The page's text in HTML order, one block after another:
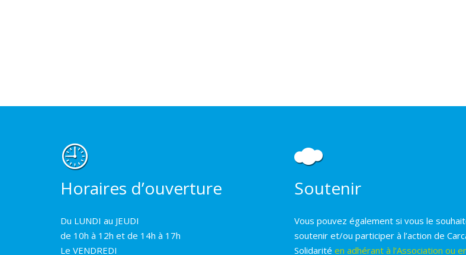
Horaires d’ouverture
Du LUNDI au JEUDI
de 10h à 12h et de 14h à 17h
Le VENDREDI
Soutenir
Vous pouvez également si vous le
soutenir et/ou participer à l’action de
Solidarité en adhérant à l’Association ou